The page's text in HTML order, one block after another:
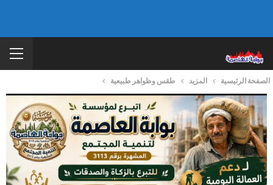
الصفحة الرئيسية المزيد طقس وظواهر طبيعية